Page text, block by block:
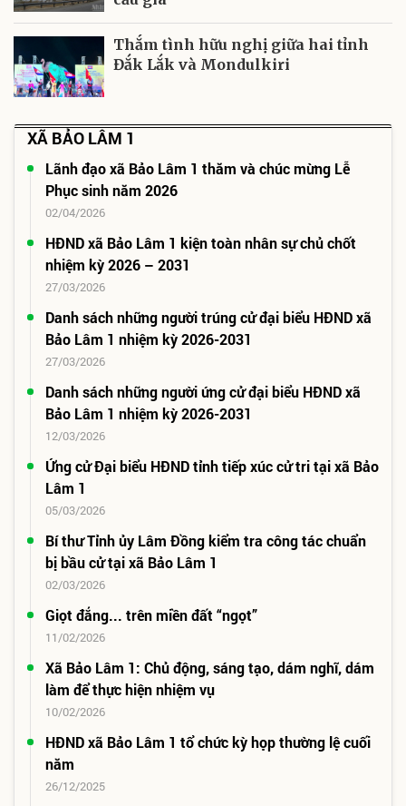
Thắm tình hữu nghị giữa hai tỉnh
Đắk Lắk và Mondulkiri
XÃ BẢO LÂM 1
Lãnh đạo xã Bảo Lâm 1 thăm và chúc mừng Lễ
Phục sinh năm 2026
02/04/2026
HĐND xã Bảo Lâm 1 kiện toàn nhân sự chủ chốt
nhiệm kỳ 2026 – 2031
27/03/2026
Danh sách những người trúng cử đại biểu HĐND xã
Bảo Lâm 1 nhiệm kỳ 2026-2031
27/03/2026
Danh sách những người ứng cử đại biểu HĐND xã
Bảo Lâm 1 nhiệm kỳ 2026-2031
12/03/2026
Ứng cử Đại biểu HĐND tỉnh tiếp xúc cử tri tại xã Bảo
Lâm 1
05/03/2026
Bí thư Tỉnh ủy Lâm Đồng kiểm tra công tác chuẩn
bị bầu cử tại xã Bảo Lâm 1
02/03/2026
Giọt đắng... trên miền đất “ngọt”
11/02/2026
Xã Bảo Lâm 1: Chủ động, sáng tạo, dám nghĩ, dám
làm để thực hiện nhiệm vụ
10/02/2026
HĐND xã Bảo Lâm 1 tổ chức kỳ họp thường lệ cuối
năm
26/12/2025